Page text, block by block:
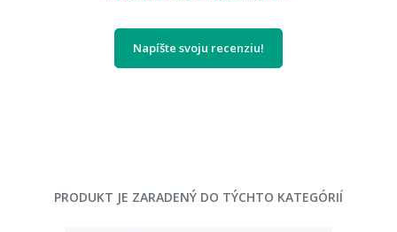
Napíšte svoju recenziu!
PRODUKT JE ZARADENÝ DO TÝCHTO KATEGÓRIÍ